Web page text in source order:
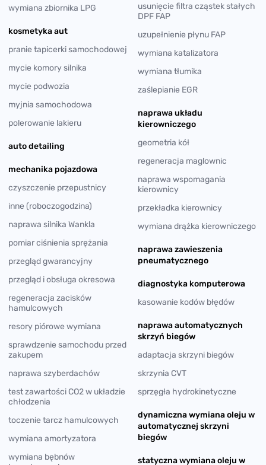
wymiana zbiornika LPG
kosmetyka aut
pranie tapicerki samochodowej
mycie komory silnika
mycie podwozia
myjnia samochodowa
polerowanie lakieru
auto detailing
mechanika pojazdowa
czyszczenie przepustnicy
inne (roboczogodzina)
naprawa silnika Wankla
pomiar ciśnienia sprężania
przegląd gwarancyjny
przegląd i obsługa okresowa
regeneracja zacisków
hamulcowych
resory piórowe wymiana
sprawdzenie samochodu przed
zakupem
naprawa szyberdachów
test zawartości CO2 w układzie
chłodzenia
toczenie tarcz hamulcowych
wymiana amortyzatora
wymiana bębnów
usunięcie filtra cząstek stałych
DPF FAP
uzupełnienie płynu FAP
wymiana katalizatora
wymiana tłumika
zaślepianie EGR
naprawa układu
kierowniczego
geometria kół
regeneracja maglownic
naprawa wspomagania
kierownicy
przekładka kierownicy
wymiana drążka kierowniczego
naprawa zawieszenia
pneumatycznego
diagnostyka komputerowa
kasowanie kodów błędów
naprawa automatycznych
skrzyń biegów
adaptacja skrzyni biegów
skrzynia CVT
sprzęgła hydrokinetyczne
dynamiczna wymiana oleju w
automatycznej skrzyni
biegów
statyczna wymiana oleju w